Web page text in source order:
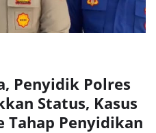
Penyidik Polres
Status, Kasus
Tahap Penyidikan